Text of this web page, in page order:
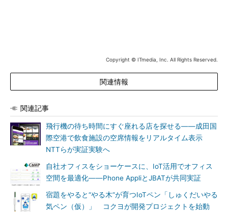
Copyright © ITmedia, Inc. All Rights Reserved.
関連情報
関連記事
飛行機の待ち時間にすぐ座れる店を探せる――成田国
際空港で飲食施設の空席情報をリアルタイム表示
NTTらが実証実験へ
自社オフィスをショーケースに、IoT活用でオフィス
空間を最適化――Phone AppliとJBATが共同実証
宿題をやると“やる木”が育つIoTペン「しゅくだいやる
気ペン（仮）」 コクヨが開発プロジェクトを始動